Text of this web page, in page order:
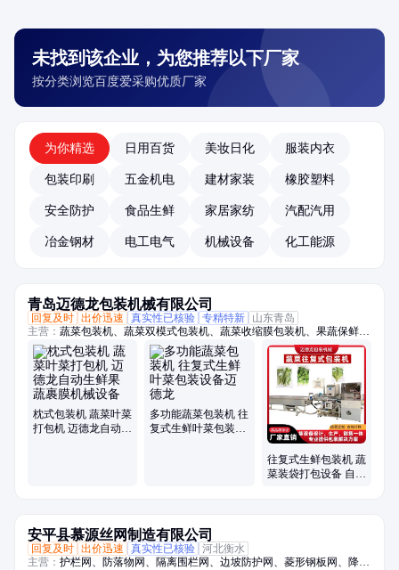
未找到该企业，为您推荐以下厂家
按分类浏览百度爱采购优质厂家
为你精选 日用百货 美妆日化 服装内衣
包装印刷 五金机电 建材家装 橡胶塑料
安全防护 食品生鲜 家居家纺 汽配汽用
冶金钢材 电工电气 机械设备 化工能源
青岛迈德龙包装机械有限公司
回复及时 出价迅速 真实性已核验 专精特新
山东青岛
主营： 蔬菜包装机、蔬菜双模式包装机、蔬菜收缩膜包装机、果蔬保鲜膜
包装机、托盒果蔬包装机、生鲜包装机、保鲜包装机、蔬菜高速包装机、
称重贴标机、冬瓜定量切片机
枕式包装机 蔬菜叶菜
打包机 迈德龙自动生
多功能蔬菜包装机 往
复式生鲜叶菜包装设
往复式生鲜包装机 蔬
菜装袋打包设备 自动
安平县慕源丝网制造有限公司
回复及时 出价迅速 真实性已核验 河北衡水
主营： 护栏网、防落物网、隔离围栏网、边坡防护网、菱形钢板网、降噪